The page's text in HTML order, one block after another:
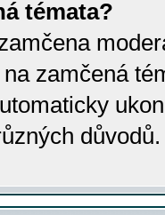
témata?
zamčená
důvodů.